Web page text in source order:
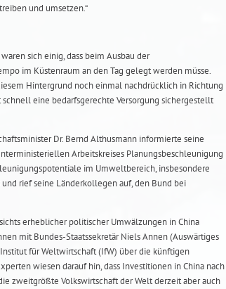
und umsetzen.“
sich einig, dass beim Ausbau der
im Küstenraum an den Tag gelegt werden müsse.
Hintergrund noch einmal nachdrücklich in Richtung
eine bedarfsgerechte Versorgung sichergestellt
Dr. Bernd Althusmann informierte seine
Arbeitskreises Planungsbeschleunigung
im Umweltbereich, insbesondere
rief seine Länderkollegen auf, den Bund bei
erheblicher politischer Umwälzungen in China
mit Bundes-Staatssekretär Niels Annen (Auswärtiges
für Weltwirtschaft (IfW) über die künftigen
wiesen darauf hin, dass Investitionen in China nach
zweitgrößte Volkswirtschaft der Welt derzeit aber auch